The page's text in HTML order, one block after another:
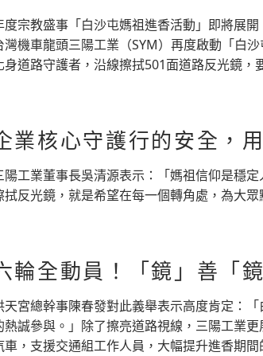
度宗教盛事「白沙屯媽祖進香活動」即將展
灣機車龍頭三陽工業（SYM）再度啟動「白
身道路守護者，沿線擦拭501面道路反光鏡，
業核心守護行的安全，
陽工業董事長吳清源表示：「媽祖信仰是穩
拭反光鏡，就是希望在每一個轉角處，為大
輪全動員！「鏡」善「
天宮總幹事陳春發對此義舉表示高度肯定：
熱誠參與。」除了擦亮道路視線，三陽工業
車，支援交通組工作人員，大幅提升進香期